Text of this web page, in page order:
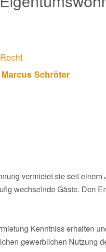
Schröter
vermietet sie seit
wechselnde Gäste. Den
Kenntniss erhalten
gewerblichen Nutzung